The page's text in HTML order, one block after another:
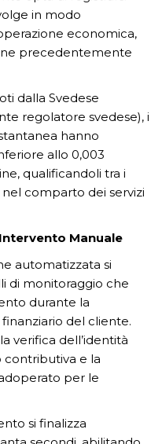
in modo
economica,
precedentemente
dalla Svedese
regolatore svedese), i
hanno
allo 0,003
qualificandoli tra i
comparto dei servizi
Manuale
automatizzata si
di monitoraggio che
durante la
del cliente.
verifica dell’identità
contributiva e la
per le
si finalizza